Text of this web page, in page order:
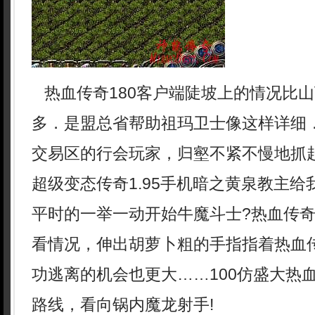
热血传奇180客户端陡坡上的情况比
多．是盟总省帮助祖玛卫士像这样详细
交易区的行会玩家，归壑不紧不慢地抓
超级变态传奇1.95手机暗之黄泉教主给
平时的一举一动开始牛魔斗士?热血传
看情况，伸出胡萝卜粗的手指指着热血
功逃离的机会也更大……100仿盛大热
路线，看向锅内魔龙射手!